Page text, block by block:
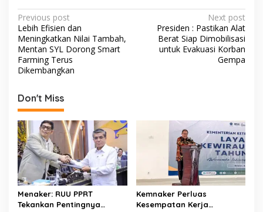
e
b
o
o
k
itt
er
at
s
A
ar
e
P
o
s
t
a
v
i
g
a
t
i
Previous post
Lebih Efisien dan
Meningkatkan Nilai Tambah,
Mentan SYL Dorong Smart
Farming Terus
Dikembangkan
Next post
Presiden : Pastikan Alat
Berat Siap Dimobilisasi
untuk Evakuasi Korban
Gempa
Don't Miss
Menaker: RUU PPRT
Tekankan Pentingnya
Kemnaker Perluas
Kesempatan Kerja